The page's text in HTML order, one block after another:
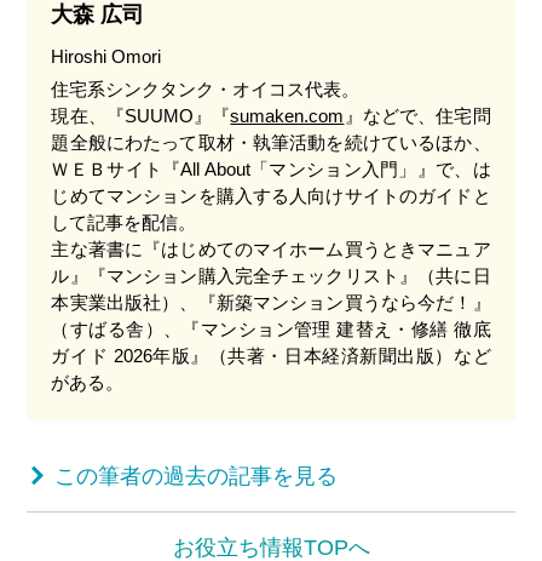
大森 広司
Hiroshi Omori
住宅系シンクタンク・オイコス代表。
現在、『SUUMO』『sumaken.com 』などで、住宅問
題全般にわたって取材・執筆活動を続けているほか、
ＷＥＢサイト『All About「マンション入門」』で、は
じめてマンションを購入する人向けサイトのガイドと
して記事を配信。
主な著書に『はじめてのマイホーム買うときマニュア
ル』『マンション購入完全チェックリスト』（共に日
本実業出版社）、『新築マンション買うなら今だ！』
（すばる舎）、『マンション管理 建替え・修繕 徹底
ガイド 2026年版』（共著・日本経済新聞出版）など
がある。
お役立ち情報TOPへ